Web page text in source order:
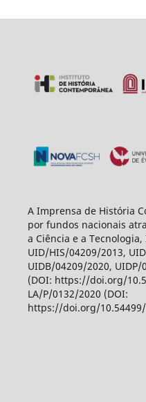
A Imprensa de História
por fundos nacionais
a Ciência e a
UID/HIS/04209/2013,
UIDB/04209/2020,
(DOI: https://doi.org/
LA/P/0132/2020 (DOI:
https://doi.org/